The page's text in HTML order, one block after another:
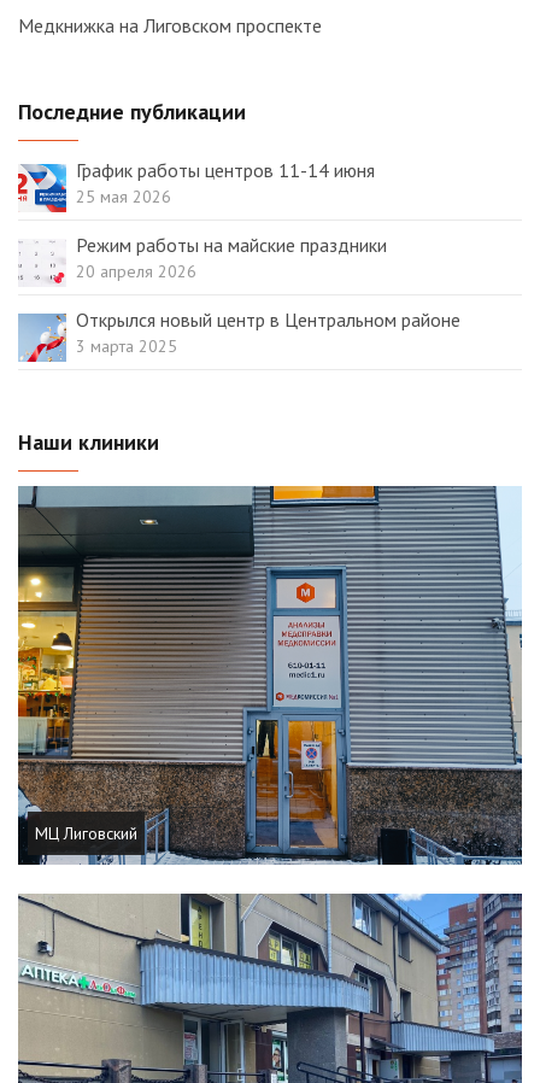
Медкнижка на Лиговском проспекте
Последние публикации
График работы центров 11-14 июня
25 мая 2026
Режим работы на майские праздники
20 апреля 2026
Открылся новый центр в Центральном районе
3 марта 2025
Наши клиники
МЦ Лиговский